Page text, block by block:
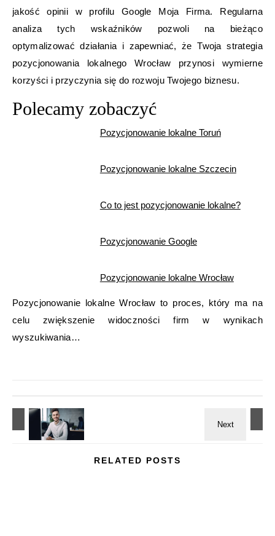
jakość opinii w profilu Google Moja Firma. Regularna
analiza tych wskaźników pozwoli na bieżąco
optymalizować działania i zapewniać, że Twoja strategia
pozycjonowania lokalnego Wrocław przynosi wymierne
korzyści i przyczynia się do rozwoju Twojego biznesu.
Polecamy zobaczyć
Pozycjonowanie lokalne Toruń
Pozycjonowanie lokalne Szczecin
Co to jest pozycjonowanie lokalne?
Pozycjonowanie Google
Pozycjonowanie lokalne Wrocław
Pozycjonowanie lokalne Wrocław to proces, który ma na
celu zwiększenie widoczności firm w wynikach
wyszukiwania…
RELATED POSTS